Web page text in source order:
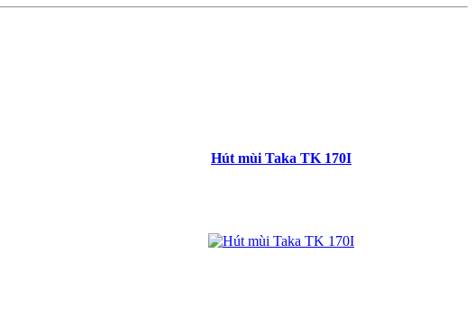
Hút mùi Taka TK 170I